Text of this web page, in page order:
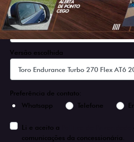
Versão escolhida
Preferência de contato:
Whatsapp
Telefone
Li e aceito a
comunicações da concessionária.